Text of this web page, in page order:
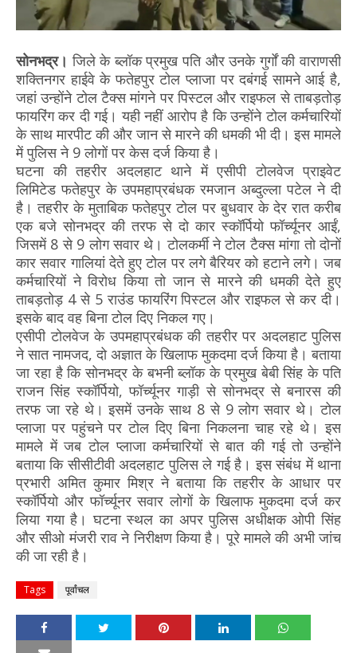
सोनभद्र। जिले के ब्लॉक प्रमुख पति और उनके गुर्गों की वाराणसी
शक्तिनगर हाईवे के फतेहपुर टोल प्लाजा पर दबंगई सामने आई है,
जहां उन्होंने टोल टैक्स मांगने पर पिस्टल और राइफल से ताबड़तोड़
फायरिंग कर दी गई। यही नहीं आरोप है कि उन्होंने टोल कर्मचारियों
के साथ मारपीट की और जान से मारने की धमकी भी दी। इस मामले
में पुलिस ने 9 लोगों पर केस दर्ज किया है।
घटना की तहरीर अदलहाट थाने में एसीपी टोलवेज प्राइवेट
लिमिटेड फतेहपुर के उपमहाप्रबंधक रमजान अब्दुल्ला पटेल ने दी
है। तहरीर के मुताबिक फतेहपुर टोल पर बुधवार के देर रात करीब
एक बजे सोनभद्र की तरफ से दो कार स्कॉर्पियो फॉर्च्यूनर आईं,
जिसमें 8 से 9 लोग सवार थे। टोलकर्मी ने टोल टैक्स मांगा तो दोनों
कार सवार गालियां देते हुए टोल पर लगे बैरियर को हटाने लगे। जब
कर्मचारियों ने विरोध किया तो जान से मारने की धमकी देते हुए
ताबड़तोड़ 4 से 5 राउंड फायरिंग पिस्टल और राइफल से कर दी।
इसके बाद वह बिना टोल दिए निकल गए।
एसीपी टोलवेज के उपमहाप्रबंधक की तहरीर पर अदलहाट पुलिस
ने सात नामजद, दो अज्ञात के खिलाफ मुकदमा दर्ज किया है। बताया
जा रहा है कि सोनभद्र के बभनी ब्लॉक के प्रमुख बेबी सिंह के पति
राजन सिंह स्कॉर्पियो, फॉर्च्यूनर गाड़ी से सोनभद्र से बनारस की
तरफ जा रहे थे। इसमें उनके साथ 8 से 9 लोग सवार थे। टोल
प्लाजा पर पहुंचने पर टोल दिए बिना निकलना चाह रहे थे। इस
मामले में जब टोल प्लाजा कर्मचारियों से बात की गई तो उन्होंने
बताया कि सीसीटीवी अदलहाट पुलिस ले गई है। इस संबंध में थाना
प्रभारी अमित कुमार मिश्र ने बताया कि तहरीर के आधार पर
स्कॉर्पियो और फॉर्च्यूनर सवार लोगों के खिलाफ मुकदमा दर्ज कर
लिया गया है। घटना स्थल का अपर पुलिस अधीक्षक ओपी सिंह
और सीओ मंजरी राव ने निरीक्षण किया है। पूरे मामले की अभी जांच
की जा रही है।
Tags पूर्वांचल